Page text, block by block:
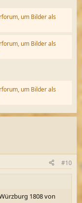
um Bilder als
um Bilder als
um Bilder als
#10
1808 von